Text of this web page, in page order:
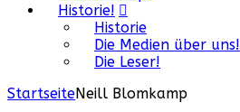
Historie!
Historie
Die Medien über uns!
Die Leser!
StartseiteNeill Blomkamp